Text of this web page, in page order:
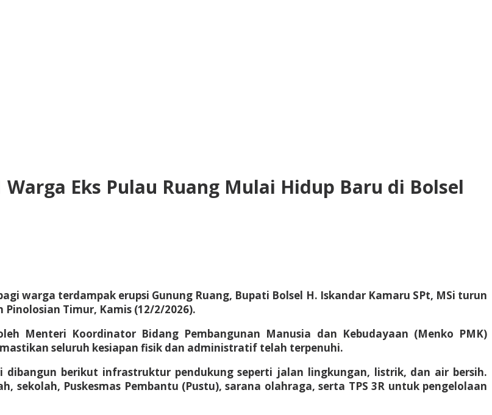
Eks Pulau Ruang Mulai Hidup Baru di Bolsel
warga terdampak erupsi Gunung Ruang, Bupati Bolsel H. Iskandar Kamaru SPt, MSi turun
Timur, Kamis (12/2/2026).
Menteri Koordinator Bidang Pembangunan Manusia dan Kebudayaan (Menko PMK)
seluruh kesiapan fisik dan administratif telah terpenuhi.
dibangun berikut infrastruktur pendukung seperti jalan lingkungan, listrik, dan air bersih.
sekolah, Puskesmas Pembantu (Pustu), sarana olahraga, serta TPS 3R untuk pengelolaan